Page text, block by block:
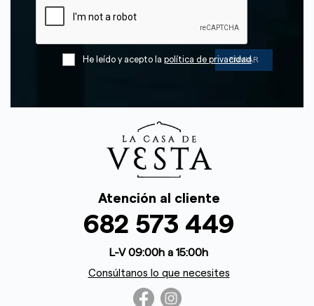
He leído y acepto la política de privacidad
Atención al cliente
682 573 449
L-V 09:00h a 15:00h
Consúltanos lo que necesites